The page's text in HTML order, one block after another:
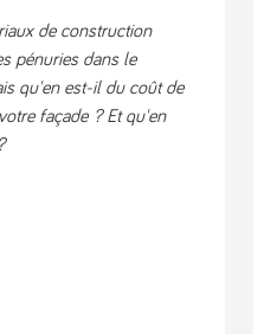
de construction
pénuries dans le
qu'en est-il du coût de
façade ? Et qu'en